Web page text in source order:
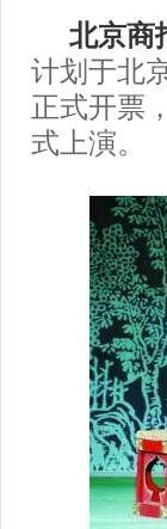
北京商
计划于北
正式开票
式上演。